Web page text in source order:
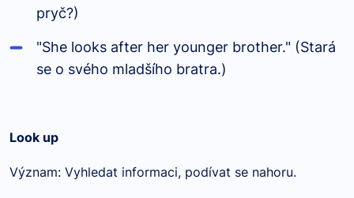
pryč?)
"She looks after her younger brother." (Stará
se o svého mladšího bratra.)
Look up
Význam: Vyhledat informaci, podívat se nahoru.